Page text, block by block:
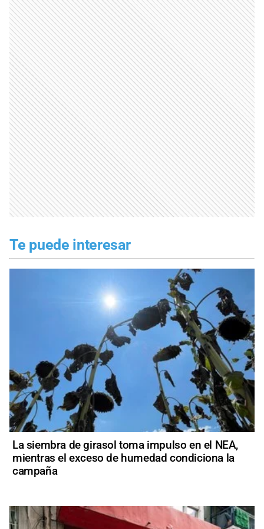
Te puede interesar
La siembra de girasol toma impulso en el NEA,
mientras el exceso de humedad condiciona la
campaña